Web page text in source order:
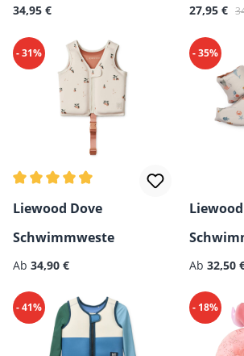
Jahre
Regulärer Preis:
34,95 €
Jahre
27,95 €
- 31%
Durchschnittliche Bewertung von
Liewood Dove
Schwimmweste
Regulärer Preis:
Ab 34,90 €
- 35%
Regulärer
Ab 32,50
- 41% - 18%